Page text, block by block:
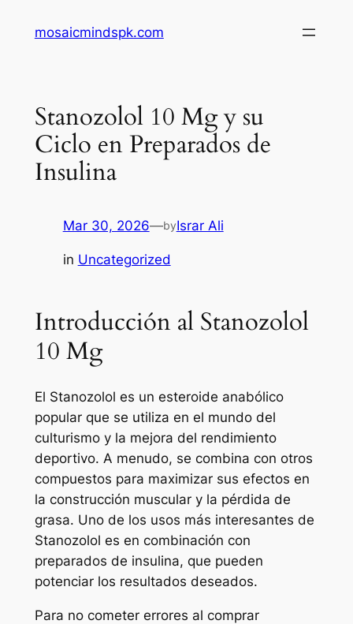
mosaicmindspk.com
Stanozolol 10 Mg y su
Ciclo en Preparados de
Insulina
Mar 30, 2026—byIsrar Ali
in Uncategorized
Introducción al Stanozolol
10 Mg
El Stanozolol es un esteroide anabólico
popular que se utiliza en el mundo del
culturismo y la mejora del rendimiento
deportivo. A menudo, se combina con otros
compuestos para maximizar sus efectos en
la construcción muscular y la pérdida de
grasa. Uno de los usos más interesantes de
Stanozolol es en combinación con
preparados de insulina, que pueden
potenciar los resultados deseados.
Para no cometer errores al comprar